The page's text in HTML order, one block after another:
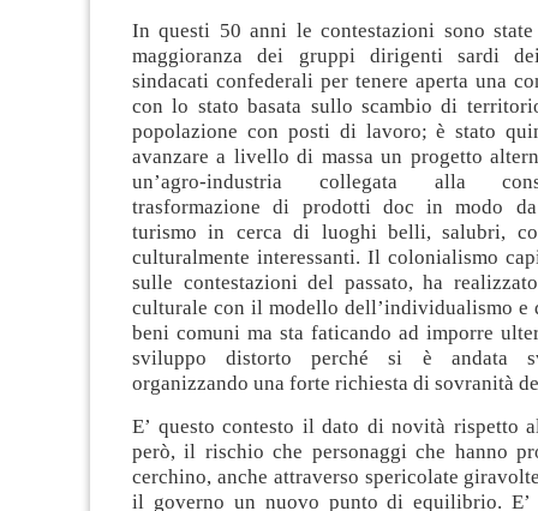
In questi 50 anni le contestazioni sono
maggioranza dei gruppi dirigenti sardi
sindacati confederali per tenere aperta una
con lo stato basata sullo scambio di
popolazione con posti di lavoro; è stato
avanzare a livello di massa un progetto
un’agro-industria collegata alla
trasformazione di prodotti doc in modo
turismo in cerca di luoghi belli, salubri,
culturalmente interessanti. Il colonialismo
sulle contestazioni del passato, ha
culturale con il modello dell’individualismo e
beni comuni ma sta faticando ad imporre
sviluppo distorto perché si è andata
organizzando una forte richiesta di sovranità
E’ questo contesto il dato di novità rispetto
però, il rischio che personaggi che hanno
cerchino, anche attraverso spericolate
il governo un nuovo punto di equilibrio. E’